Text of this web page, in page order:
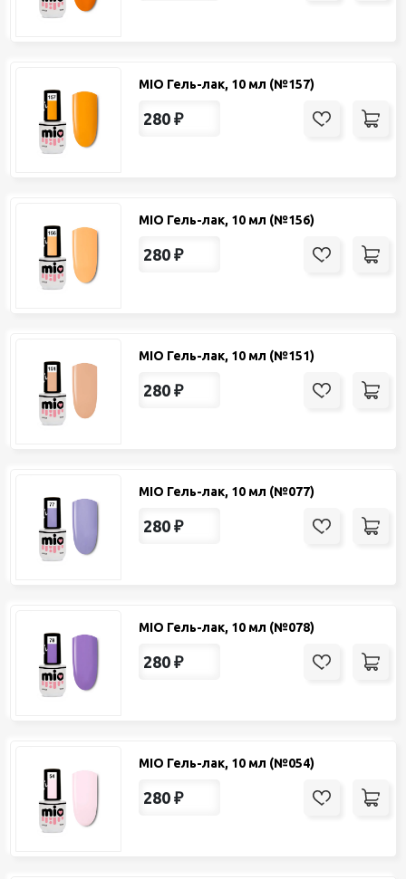
MIO Гель-лак, 10 мл (№157)
280 ₽
MIO Гель-лак, 10 мл (№156)
280 ₽
MIO Гель-лак, 10 мл (№151)
280 ₽
MIO Гель-лак, 10 мл (№077)
280 ₽
MIO Гель-лак, 10 мл (№078)
280 ₽
MIO Гель-лак, 10 мл (№054)
280 ₽